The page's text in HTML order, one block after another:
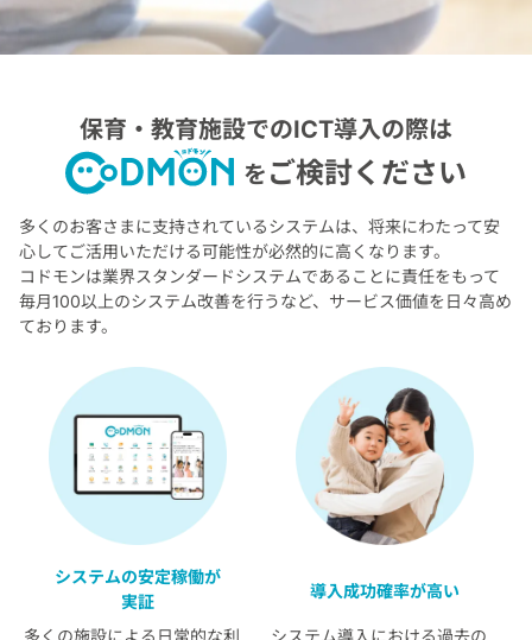
保育・教育施設でのICT導入の際は
を ご検討ください
多くのお客さまに支持されているシステムは、 将来にわたって安
心してご活用いただける可能性が必然的に高くなります。
コドモンは業界スタンダードシステムであることに責任をもって
毎月100以上のシステム改善を行うなど、サービス価値を日々高め
ております。
システムの安定稼働が
実証
多くの施設による日常的な利
導入成功確率が高い
システム導入における過去の